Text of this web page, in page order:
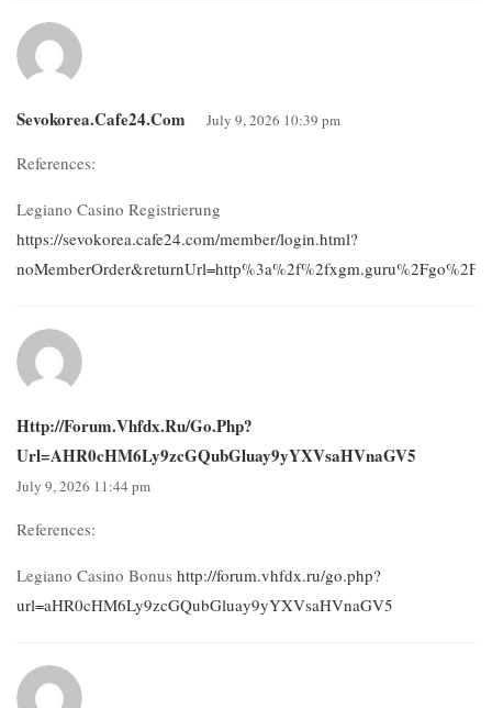
Sevokorea.cafe24.com July 9, 2026 10:39 pm
References:
Legiano Casino Registrierung
https://sevokorea.cafe24.com/member/login.html?
Http://forum.vhfdx.ru/go.php?
Url=aHR0cHM6Ly9zcGQubGluay9yYXVsaHVnaGV5
July 9, 2026 11:44 pm
References:
Legiano Casino Bonus http://forum.vhfdx.ru/go.php?
url=aHR0cHM6Ly9zcGQubGluay9yYXVsaHVnaGV5